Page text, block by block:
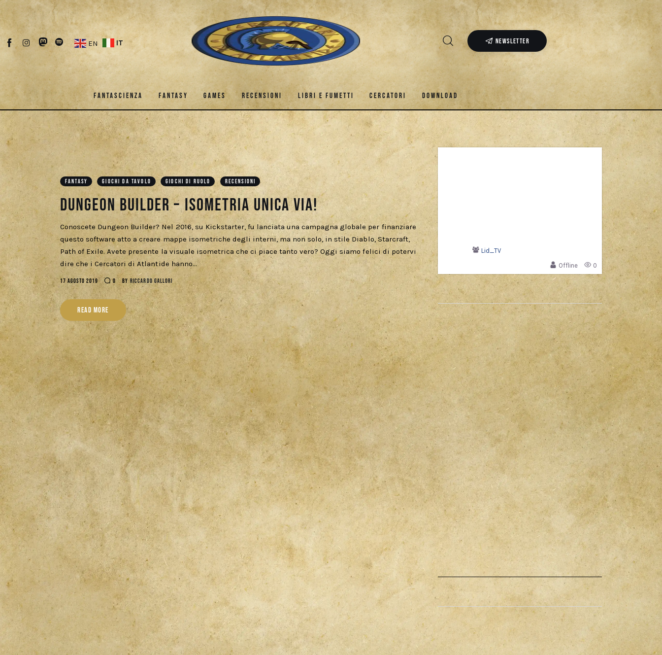
EN IT NEWSLETTER
FANTASCIENZA FANTASY GAMES RECENSIONI LIBRI E FUMETTI CERCATORI DOWNLOAD
FANTASCIENZA FANTASY GAMES RECENSIONI LIBRI E FUMETTI CERCATORI
Fantascienza
Fantasy
Recensioni
Libri e fumetti
Cercatori
Download
FANTASY GIOCHI DA TAVOLO GIOCHI DI RUOLO RECENSIONI
Dungeon Builder – Isometria unica via!
Conoscete Dungeon Builder? Nel 2016, su Kickstarter, fu lanciata una campagna globale per finanziare
questo software atto a creare mappe isometriche degli interni, ma non solo, in stile Diablo, Starcraft,
Path of Exile. Avete presente la visuale isometrica che ci piace tanto vero? Oggi siamo felici di potervi
dire che i Cercatori di Atlantide hanno…
17 AGOSTO 2019 0 BY RICCARDO GALLORI
READ MORE
Lid_TV
Offline
0